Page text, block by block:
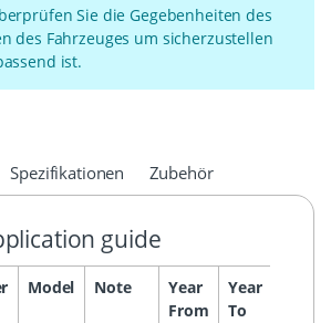
Sie die Gegebenheiten des
des Fahrzeuges um sicherzustellen
ist.
Spezifikationen Zubehör
guide
Model Note
Year
From
Year
To